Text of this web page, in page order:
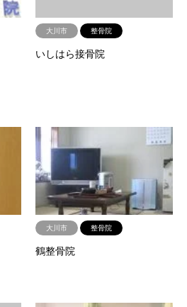
大川市 整骨院
いしはら接骨院
大川市 整骨院
鶴整骨院